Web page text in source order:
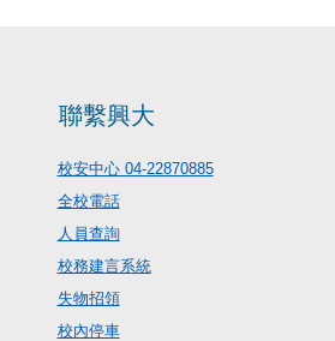
聯繫興大
校安中心 04-22870885
全校電話
人員查詢
校務建言系統
失物招領
校內停車